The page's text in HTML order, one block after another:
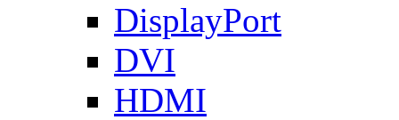
DisplayPort
DVI
HDMI